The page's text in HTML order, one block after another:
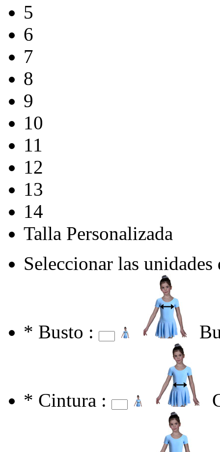
5
6
7
8
9
10
11
12
13
14
Talla Personalizada
Seleccionar las
* Busto :
* Cintura :